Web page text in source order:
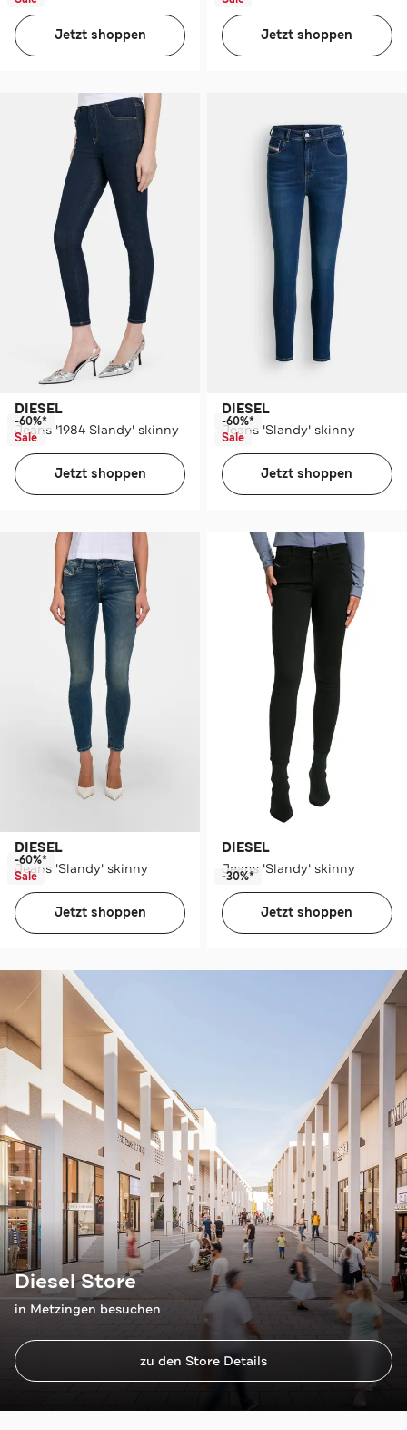
Jetzt shoppen Jetzt shoppen
DIESEL
Jeans '1984 Slandy' skinny
-60%*
Sale
Jetzt shoppen
DIESEL
Jeans 'Slandy' skinny
-60%*
Sale
Jetzt shoppen
DIESEL
Jeans 'Slandy' skinny
-60%*
Sale
Jetzt shoppen
DIESEL
Jeans 'Slandy' skinny
-30%*
Jetzt shoppen
Diesel Store
in Metzingen besuchen
zu den Store Details